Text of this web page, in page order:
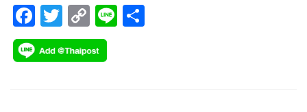
F
ac
e
T
wi
tt
C
o
p
Li